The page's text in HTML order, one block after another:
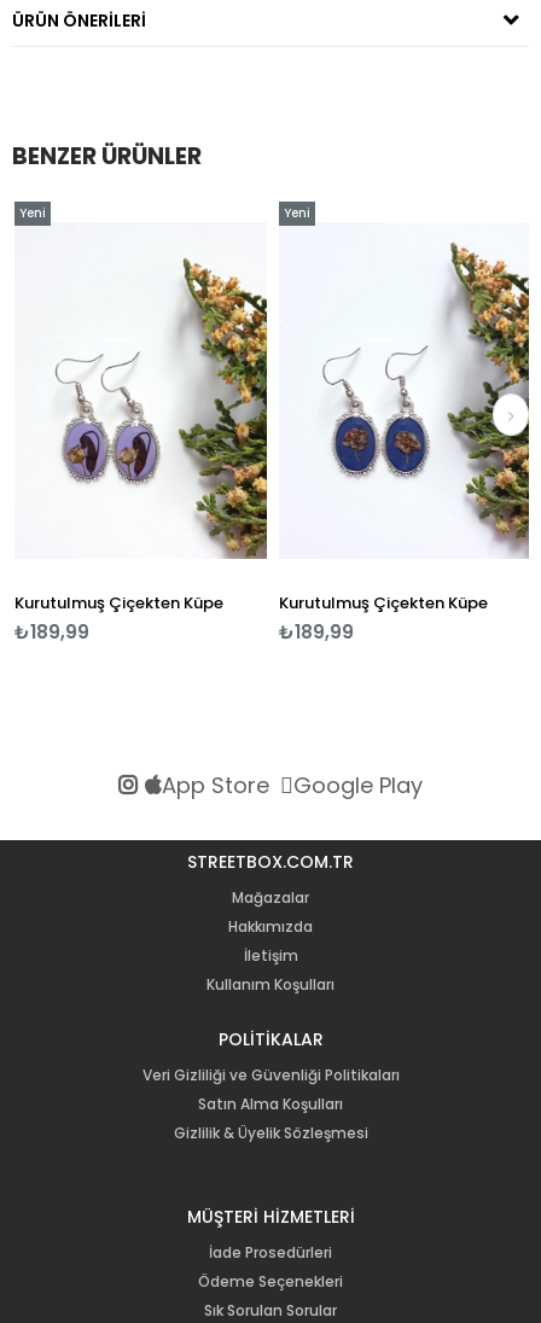
ÜRÜN ÖNERILERI
BENZER ÜRÜNLER
Kurutulmuş Çiçekten Küpe
₺189,99
Yeni
Kurutulmuş Çiçekten Küpe
₺189,99
Yeni
App Store Google Play
STREETBOX.COM.TR
Mağazalar
Hakkımızda
İletişim
Kullanım Koşulları
POLİTİKALAR
Veri Gizliliği ve Güvenliği Politikaları
Satın Alma Koşulları
Gizlilik & Üyelik Sözleşmesi
MÜŞTERİ HİZMETLERİ
İade Prosedürleri
Ödeme Seçenekleri
Sık Sorulan Sorular